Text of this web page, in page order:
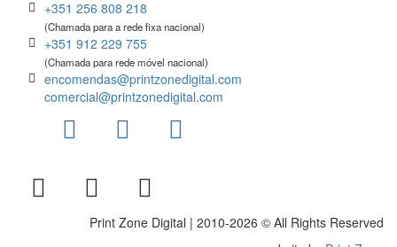
+351 256 808 218
(Chamada para a rede fixa nacional)
+351 912 229 755
(Chamada para rede móvel nacional)
encomendas@printzonedigital.com
comercial@printzonedigital.com
Print Zone Digital | 2010-2026 © All Rights Reserved